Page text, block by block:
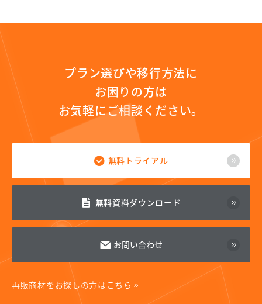
プラン選びや移行方法に
お困りの方は
お気軽にご相談ください。
無料トライアル
無料資料ダウンロード
お問い合わせ
再販商材をお探しの方はこちら